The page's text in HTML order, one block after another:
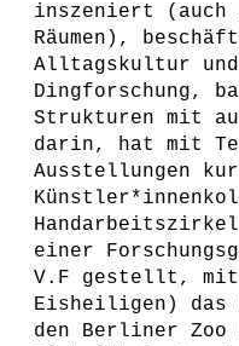
inszeniert
Räumen),
Alltagskultur
Dingforschung,
Strukturen mit
darin, hat mit
Ausstellungen
einer
V.F gestellt, mit
Eisheiligen) das
den Berliner Zoo